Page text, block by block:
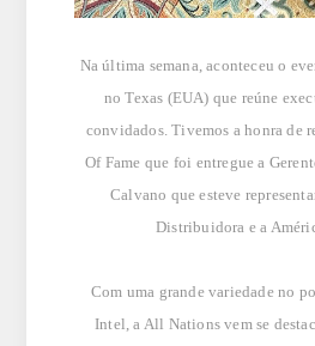
Na última semana, aconteceu o
no Texas (EUA) que reúne
convidados. Tivemos a honra de
Of Fame que foi entregue a
Calvano que esteve
Distribuidora e a
Com uma grande variedade no
Intel, a All Nations vem se